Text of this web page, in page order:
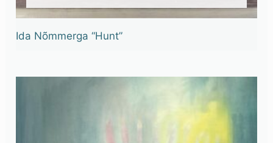
Ida Nõmmerga “Hunt”